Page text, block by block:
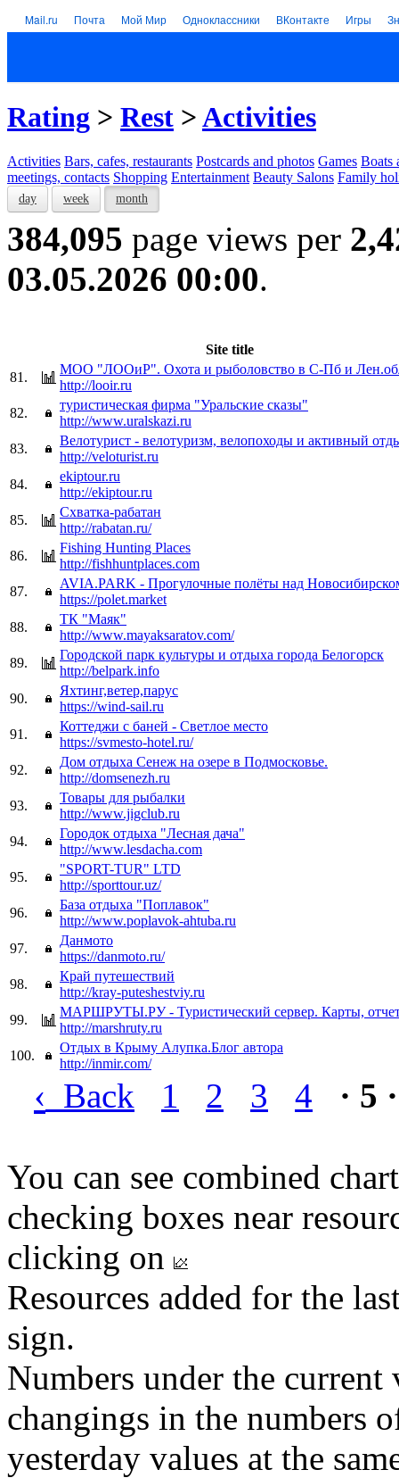
Mail.ru Почта Мой Мир Одноклассники ВКонтакте Игры
Rating > Rest >Activities
Activities Bars, cafes, restaurants Postcards and photos Games Boats
meetings, contacts Shopping Entertainment Beauty Salons Family
day week month
384,095 page views per
03.05.2026 00:00.
Site title
81.
МОО "ЛООиР". Охота и рыболовство в С-Пб и
http://looir.ru
82.
туристическая фирма "Уральские сказы"
http://www.uralskazi.ru
83.
Велотурист - велотуризм, велопоходы и активный
http://veloturist.ru
84.
ekiptour.ru
http://ekiptour.ru
85.
Схватка-рабатан
http://rabatan.ru/
86.
Fishing Hunting Places
http://fishhuntplaces.com
87.
AVIA.PARK - Прогулочные полёты над
https://polet.market
88.
ТК "Маяк"
http://www.mayaksaratov.com/
89.
Городской парк культуры и отдыха города Белогорск
http://belpark.info
90.
Яхтинг,ветер,парус
https://wind-sail.ru
91.
Коттеджи с баней - Светлое место
https://svmesto-hotel.ru/
92.
Дом отдыха Сенеж на озере в Подмосковье.
http://domsenezh.ru
93.
Товары для рыбалки
http://www.jigclub.ru
94.
Городок отдыха "Лесная дача"
http://www.lesdacha.com
95.
"SPORT-TUR" LTD
http://sporttour.uz/
96.
База отдыха "Поплавок"
http://www.poplavok-ahtuba.ru
97.
Данмото
https://danmoto.ru/
98.
Край путешествий
http://kray-puteshestviy.ru
99.
МАРШРУТЫ.РУ - Туристический сервер. Карты,
http://marshruty.ru
100.
Отдых в Крыму Алупка.Блог автора
http://inmir.com/
‹ Back 1 2 3 4 · 5 ·
You can see combined
checking boxes near
clicking on
Resources added for the
sign.
Numbers under the
changings in the numbers
yesterday values at the